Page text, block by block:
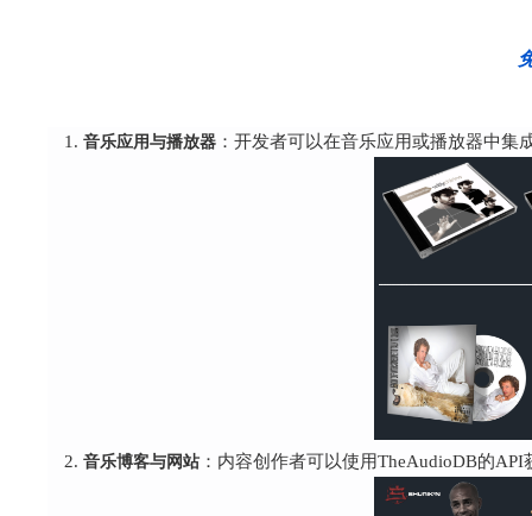
音乐应用与播放器 ：开发者可以在音乐应用或播放器中
音乐博客与网站 ：内容创作者可以使用TheAudioDB的